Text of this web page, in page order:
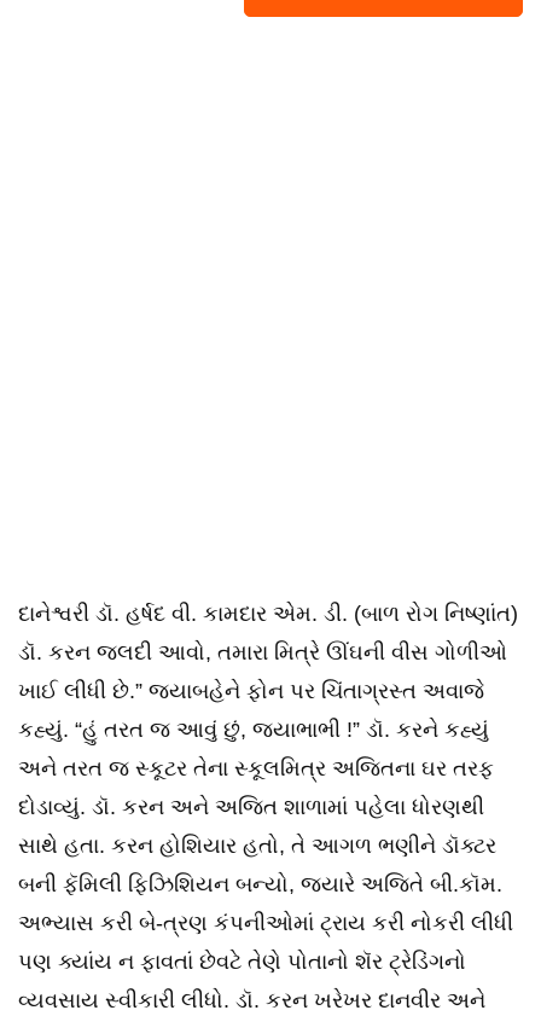
દાનેશ્વરી ડૉ. હર્ષદ વી. કામદાર એમ. ડી. (બાળ રોગ નિષ્ણાંત)
ડૉ. કરન જલદી આવો, તમારા મિત્રે ઊંઘની વીસ ગોળીઓ
ખાઈ લીધી છે.” જયાબહેને ફોન પર ચિંતાગ્રસ્ત અવાજે
કહ્યું. “હું તરત જ આવું છું, જયાભાભી !” ડૉ. કરને કહ્યું
અને તરત જ સ્કૂટર તેના સ્કૂલમિત્ર અજિતના ઘર તરફ
દોડાવ્યું. ડૉ. કરન અને અજિત શાળામાં પહેલા ધોરણથી
સાથે હતા. કરન હોશિયાર હતો, તે આગળ ભણીને ડૉક્ટર
બની ફૅમિલી ફિઝિશિયન બન્યો, જ્યારે અજિતે બી.કૉમ.
અભ્યાસ કરી બે-ત્રણ કંપનીઓમાં ટ્રાય કરી નોકરી લીધી
પણ ક્યાંય ન ફાવતાં છેવટે તેણે પોતાનો શૅર ટ્રેડિંગનો
વ્યવસાય સ્વીકારી લીધો. ડૉ. કરન ખરેખર દાનવીર અને